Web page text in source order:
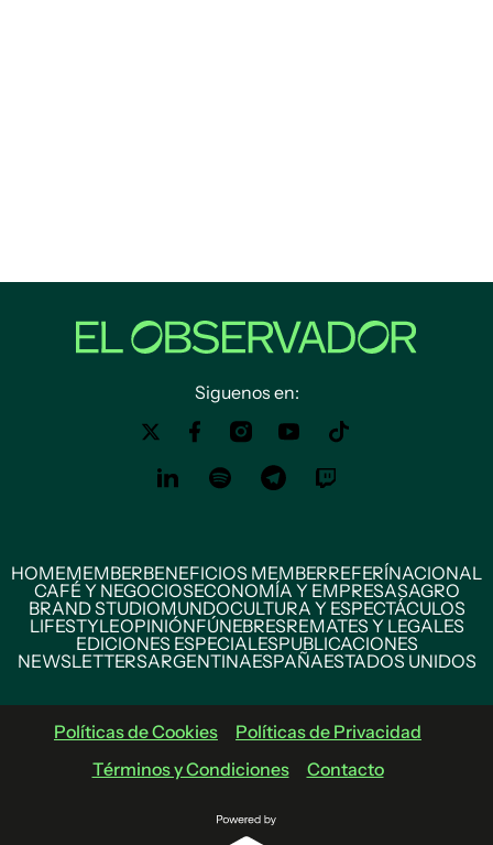
Siguenos en:
HOMEMEMBERBENEFICIOS MEMBERREFERÍNACIONAL
CAFÉ Y NEGOCIOSECONOMÍA Y EMPRESASAGRO
BRAND STUDIOMUNDOCULTURA Y ESPECTÁCULOS
LIFESTYLEOPINIÓNFÚNEBRESREMATES Y LEGALES
EDICIONES ESPECIALESPUBLICACIONES
NEWSLETTERSARGENTINAESPAÑAESTADOS UNIDOS
Políticas de Cookies
Políticas de Privacidad
Términos y Condiciones
Contacto